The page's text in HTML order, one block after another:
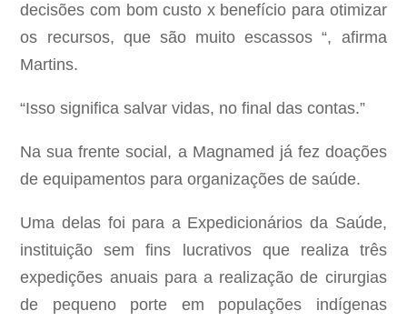
decisões com bom custo x benefício para otimizar
os recursos, que são muito escassos “, afirma
Martins.
“Isso significa salvar vidas, no final das contas.”
Na sua frente social, a Magnamed já fez doações
de equipamentos para organizações de saúde.
Uma delas foi para a Expedicionários da Saúde,
instituição sem fins lucrativos que realiza três
expedições anuais para a realização de cirurgias
de pequeno porte em populações indígenas